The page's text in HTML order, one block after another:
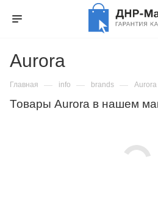
Aurora
Главная — info — brands — Aurora
Товары Aurora в нашем